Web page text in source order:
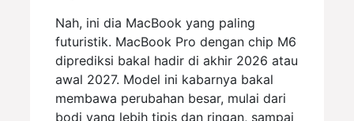
Nah, ini dia MacBook yang paling
futuristik. MacBook Pro dengan chip M6
diprediksi bakal hadir di akhir 2026 atau
awal 2027. Model ini kabarnya bakal
membawa perubahan besar, mulai dari
bodi yang lebih tipis dan ringan, sampai